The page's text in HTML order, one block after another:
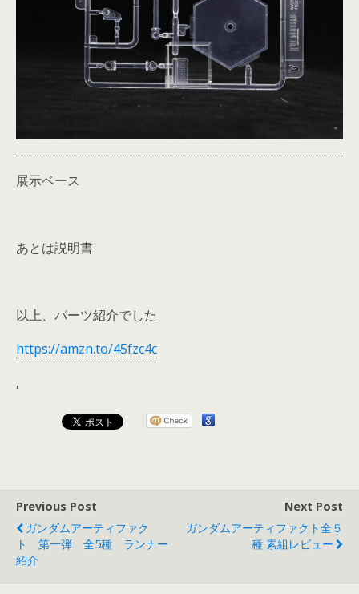
展示ベース
あとは説明書
以上、パーツ紹介でした
https://amzn.to/45fzc4c
,
Previous Post
ガンダムアーティファク
ト 第一弾 全5種 ランナー
紹介
Next Post
ガンダムアーティファクト全５
種 素組レビュー